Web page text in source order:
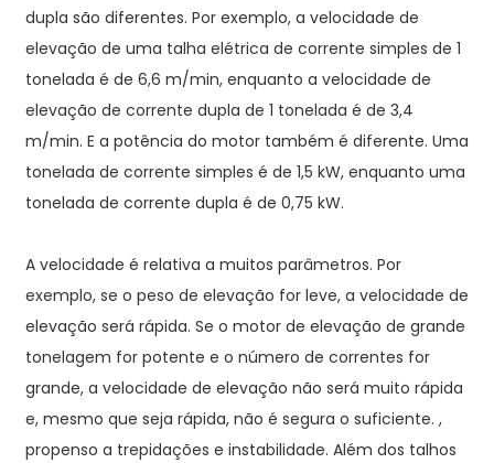
dupla são diferentes. Por exemplo, a velocidade de
elevação de uma talha elétrica de corrente simples de 1
tonelada é de 6,6 m/min, enquanto a velocidade de
elevação de corrente dupla de 1 tonelada é de 3,4
m/min. E a potência do motor também é diferente. Uma
tonelada de corrente simples é de 1,5 kW, enquanto uma
tonelada de corrente dupla é de 0,75 kW.
A velocidade é relativa a muitos parâmetros. Por
exemplo, se o peso de elevação for leve, a velocidade de
elevação será rápida. Se o motor de elevação de grande
tonelagem for potente e o número de correntes for
grande, a velocidade de elevação não será muito rápida
e, mesmo que seja rápida, não é segura o suficiente. ,
propenso a trepidações e instabilidade. Além dos talhos